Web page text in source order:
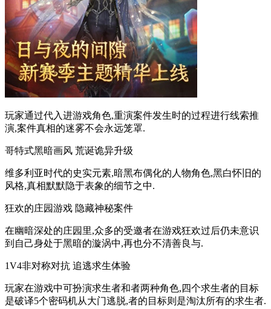
玩家通过代入进游戏角色,重演案件发生时的过程进行线索推
演,案件真相的迷雾不会永远笼罩.
哥特式黑暗画风 荒诞诡异升级
维多利亚时代的史实元素,暗黑布偶化的人物角色,黑白怀旧的
风格,真相默默隐于表象的细节之中.
狂欢的庄园游戏 隐藏神秘案件
在幽暗深处的庄园里,众多的受邀者在游戏狂欢过后仍未意识
到自己身处于黑暗的漩涡中,再也分不清善良与.
1V4非对称对抗 追逃求生体验
玩家在游戏中可扮演求生者和者两种角色,四个求生者的目标
是破译5个密码机从大门逃脱,者的目标则是淘汰所有的求生者.